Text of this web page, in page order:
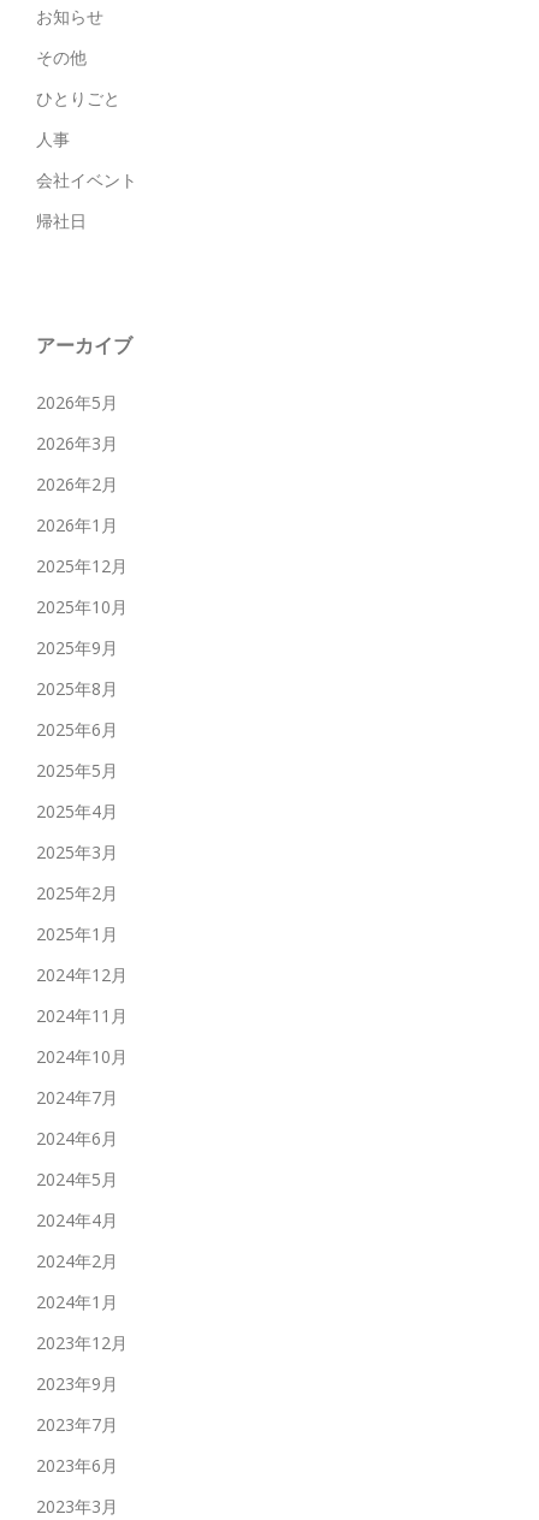
お知らせ
その他
ひとりごと
人事
会社イベント
帰社日
アーカイブ
2026年5月
2026年3月
2026年2月
2026年1月
2025年12月
2025年10月
2025年9月
2025年8月
2025年6月
2025年5月
2025年4月
2025年3月
2025年2月
2025年1月
2024年12月
2024年11月
2024年10月
2024年7月
2024年6月
2024年5月
2024年4月
2024年2月
2024年1月
2023年12月
2023年9月
2023年7月
2023年6月
2023年3月